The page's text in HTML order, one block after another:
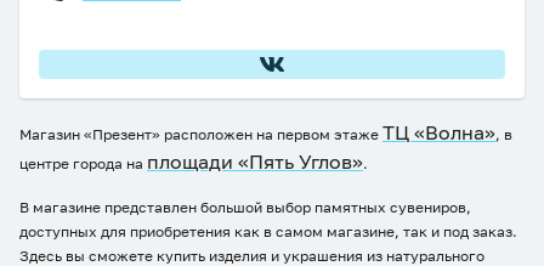
Магазин «Презент» расположен на первом этаже ТЦ «Волна», в
центре города на площади «Пять Углов».
В магазине представлен большой выбор памятных сувениров,
доступных для приобретения как в самом магазине, так и под заказ.
Здесь вы сможете купить изделия и украшения из натурального